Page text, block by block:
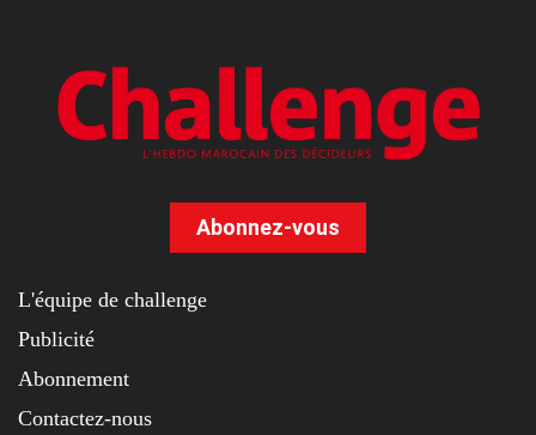
Abonnez-vous
L'équipe de challenge
Publicité
Abonnement
Contactez-nous